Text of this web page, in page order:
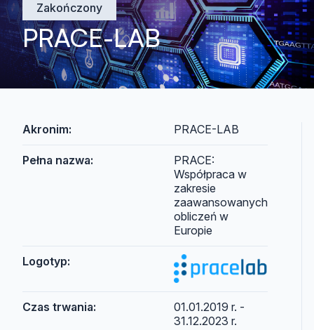
Zakończony
PRACE-LAB
Akronim: PRACE-LAB
Pełna nazwa:
PRACE:
Współpraca w
zakresie
zaawansowanych
obliczeń w
Europie
Logotyp:
Czas trwania:
01.01.2019 r. -
31.12.2023 r.